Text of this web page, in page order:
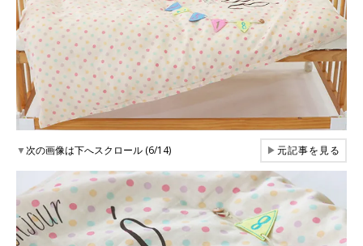
▼次の画像は下へスクロール (6/14) ▶元記事を見る